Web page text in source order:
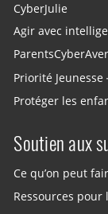
CyberJulie
Agir avec
Priorité
Protéger les
Soutien aux
Ce qu’on peut
Ressources pour